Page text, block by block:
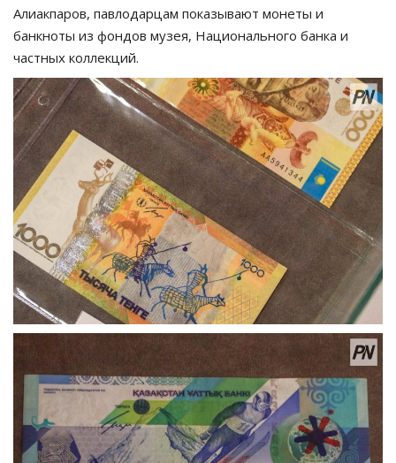
Алиакпаров, павлодарцам показывают монеты и
банкноты из фондов музея, Национального банка и
частных коллекций.